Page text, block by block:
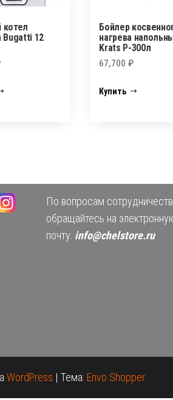
котел
Bugatti 12
Бойлер
нагрева
Krats P-300л
67,700₽
Купить
По вопросам
обращайтесь на
почту: info@chelstore.ru
WordPress | Тема: Envo Shopper